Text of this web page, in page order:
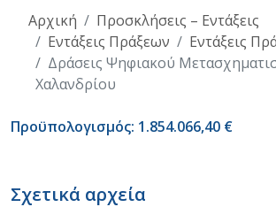
Αρχική
Προσκλήσεις – Εντάξεις
Εντάξεις Πράξεων
Εντάξεις
Δράσεις Ψηφιακού
Χαλανδρίου
Προϋπολογισμός: 1.854.066,40 €
Σχετικά αρχεία